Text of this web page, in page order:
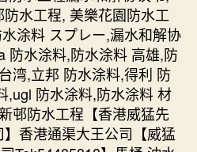
水工程, 美樂花園防水工
涂料 スプレー,漏水和解协
防水涂料,防水涂料 高雄,防
湾,立邦 防水涂料,得利 防
,ugl 防水涂料,防水涂料 材
邨防水工程【香港威猛先
香港通渠大王公司【威猛